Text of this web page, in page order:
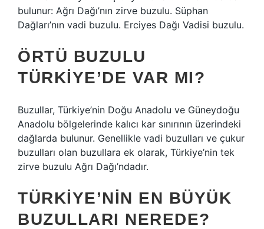
bulunur: Ağrı Dağı’nın zirve buzulu. Süphan
Dağları’nın vadi buzulu. Erciyes Dağı Vadisi buzulu.
ÖRTÜ BUZULU
TÜRKIYE’DE VAR MI?
Buzullar, Türkiye’nin Doğu Anadolu ve Güneydoğu
Anadolu bölgelerinde kalıcı kar sınırının üzerindeki
dağlarda bulunur. Genellikle vadi buzulları ve çukur
buzulları olan buzullara ek olarak, Türkiye’nin tek
zirve buzulu Ağrı Dağı’ndadır.
TÜRKIYE’NIN EN BÜYÜK
BUZULLARI NEREDE?